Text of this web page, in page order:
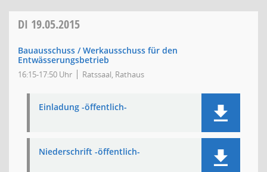
DI 19.05.2015
Bauausschuss / Werkausschuss für den
Entwässerungsbetrieb
16:15-17:50 Uhr Ratssaal, Rathaus
Einladung -öffentlich-
Niederschrift -öffentlich-